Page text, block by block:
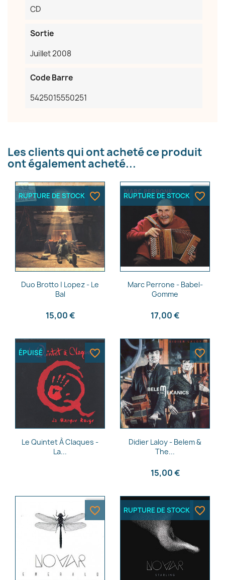
CD
Sortie
Juillet 2008
Code Barre
5425015550251
Les clients qui ont acheté ce produit
ont également acheté...
Aperçu rapide
Duo Brotto | Lopez - Le
Bal
15,00 €
RUPTURE DE STOCK favorite_border
Aperçu rapide
Marc Perrone - Babel-
Gomme
17,00 €
RUPTURE DE STOCK favorite_border
Aperçu rapide
Le Quintet À Claques -
La...
ÉPUISÉ favorite_border
Aperçu rapide
Didier Laloy - Belem &
The...
15,00 €
favorite_border
favorite_border RUPTURE DE STOCK favorite_border
Annuler Créer une liste d'envies